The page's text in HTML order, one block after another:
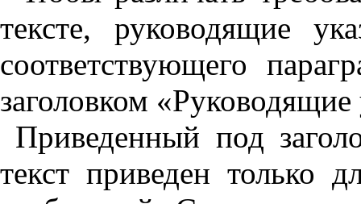
тексте, руководящие
соответствующего
заголовком «Руководящие
Приведенный под
текст приведен только